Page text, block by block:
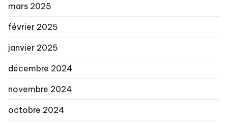
mars 2025
février 2025
janvier 2025
décembre 2024
novembre 2024
octobre 2024